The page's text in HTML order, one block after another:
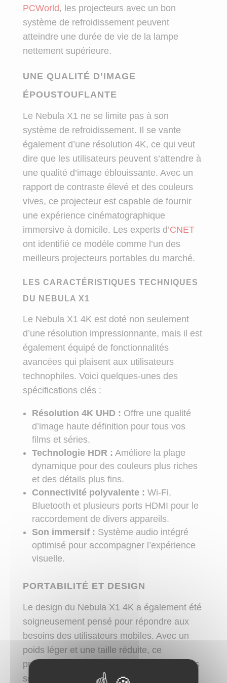
PCWorld, les projecteurs avec un bon
système de refroidissement peuvent
atteindre une durée de vie de la lampe
nettement supérieure.
UNE QUALITÉ D’IMAGE
ÉPOUSTOUFLANTE
Le Nebula X1 ne se limite pas à son
système de refroidissement. Il se vante
également d’une résolution 4K, ce qui veut
dire que les utilisateurs peuvent s’attendre à
une qualité d’image éblouissante. Avec un
rapport de contraste élevé et des couleurs
vives, ce projecteur est capable de fournir
une expérience cinématographique
immersive à domicile. Les experts d’CNET
ont identifié ce modèle comme l’un des
meilleurs projecteurs portables du marché.
LES CARACTÉRISTIQUES TECHNIQUES
DU NEBULA X1
Le Nebula X1 4K est doté non seulement
d’une résolution impressionnante, mais il est
également équipé de fonctionnalités
avancées qui plaisent aux utilisateurs
technophiles. Voici quelques-unes des
spécifications clés :
Résolution 4K UHD : Offre une qualité
d’image haute définition pour tous vos
films et séries.
Technologie HDR : Améliore la plage
dynamique pour des couleurs plus riches
et des détails plus fins.
Connectivité polyvalente : Wi-Fi,
Bluetooth et plusieurs ports HDMI pour le
raccordement de divers appareils.
Son immersif : Système audio intégré
optimisé pour accompagner l’expérience
visuelle.
PORTABILITÉ ET DESIGN
Le design du Nebula X1 4K a également été
soigneusement pensé pour répondre aux
besoins des utilisateurs mobiles. Avec un
poids léger et une taille réduite, ce
projecteur est facile à transporter. Que vous
souhaitiez regarder un film en plein air ou